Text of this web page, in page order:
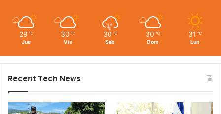
29 ℃
Jue
30 ℃
Vie
30 ℃
Sáb
30 ℃
Dom
31 ℃
Lun
Recent Tech News